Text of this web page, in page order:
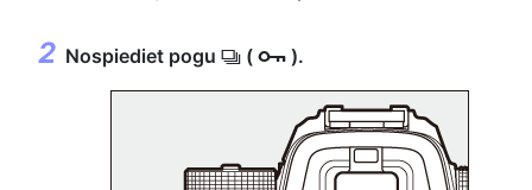
Nospiediet pogu c ( g ).